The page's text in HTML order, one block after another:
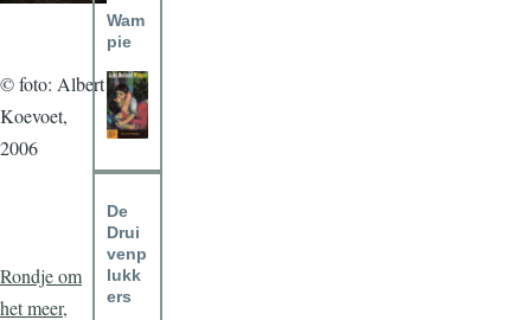
© foto: Albert
Koevoet,
2006
Rondje om
het meer,
Wam
pie
De
Drui
venp
lukk
ers